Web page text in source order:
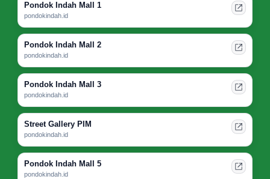
Pondok Indah Mall 1
pondokindah.id
Pondok Indah Mall 2
pondokindah.id
Pondok Indah Mall 3
pondokindah.id
Street Gallery PIM
pondokindah.id
Pondok Indah Mall 5
pondokindah.id